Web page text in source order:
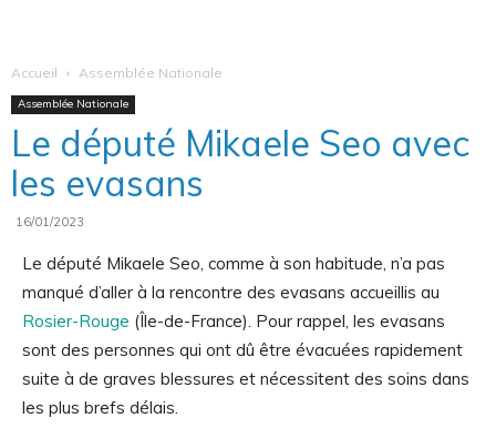
Accueil Assemblée Nationale
Assemblée Nationale
Le député Mikaele Seo avec
les evasans
16/01/2023
Le député Mikaele Seo, comme à son habitude, n’a pas
manqué d’aller à la rencontre des evasans accueillis au
Rosier-Rouge (Île-de-France). Pour rappel, les evasans
sont des personnes qui ont dû être évacuées rapidement
suite à de graves blessures et nécessitent des soins dans
les plus brefs délais.